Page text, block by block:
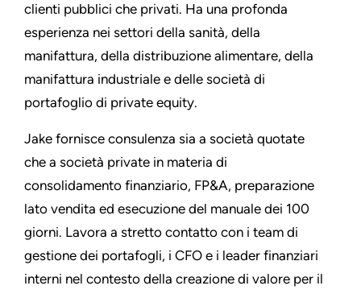
clienti pubblici che privati. Ha una profonda
esperienza nei settori della sanità, della
manifattura, della distribuzione alimentare, della
manifattura industriale e delle società di
portafoglio di private equity.
Jake fornisce consulenza sia a società quotate
che a società private in materia di
consolidamento finanziario, FP&A, preparazione
lato vendita ed esecuzione del manuale dei 100
giorni. Lavora a stretto contatto con i team di
gestione dei portafogli, i CFO e i leader finanziari
interni nel contesto della creazione di valore per il